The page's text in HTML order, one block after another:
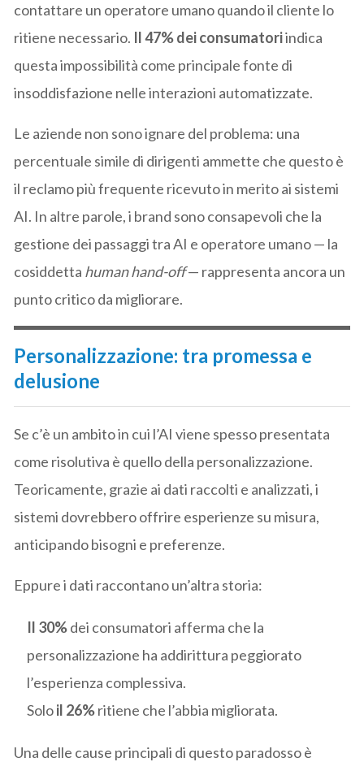
contattare un operatore umano quando il cliente lo
ritiene necessario. Il 47% dei consumatoriindica
questa impossibilità come principale fonte di
insoddisfazione nelle interazioni automatizzate.
Le aziende non sono ignare del problema: una
percentuale simile di dirigenti ammette che questo è
il reclamo più frequente ricevuto in merito ai sistemi
AI. In altre parole, i brand sono consapevoli che la
gestione dei passaggi tra AI e operatore umano — la
cosiddetta human hand-off— rappresenta ancora un
punto critico da migliorare.
Personalizzazione: tra promessa e
delusione
Se c’è un ambito in cui l’AI viene spesso presentata
come risolutiva è quello della personalizzazione.
Teoricamente, grazie ai dati raccolti e analizzati, i
sistemi dovrebbero offrire esperienze su misura,
anticipando bisogni e preferenze.
Eppure i dati raccontano un’altra storia:
Il 30%dei consumatori afferma che la
personalizzazione ha addirittura peggiorato
l’esperienza complessiva.
Soloil 26%ritiene che l’abbia migliorata.
Una delle cause principali di questo paradosso è